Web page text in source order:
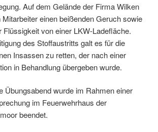
Auf dem Gelände der Firma Wilken
einen beißenden Geruch sowie
Flüssigkeit von einer LKW-Ladefläche.
des Stoffaustritts galt es für die
Insassen zu retten, der nach einer
in Behandlung übergeben wurde.
Übungsabend wurde im Rahmen einer
im Feuerwehrhaus der
beendet.